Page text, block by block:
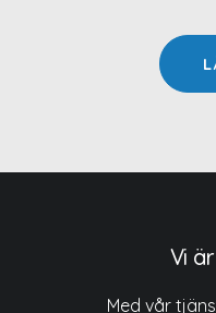
Vi
Med vår